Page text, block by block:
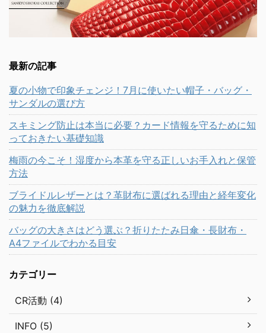
最新の記事
夏の小物で印象チェンジ！7月に使いたい帽子・バッグ・
サンダルの選び方
スキミング防止は本当に必要？カード情報を守るために知
っておきたい基礎知識
梅雨の今こそ！湿度から本革を守る正しいお手入れと保管
方法
ブライドルレザーとは？革財布に選ばれる理由と経年変化
の魅力を徹底解説
バッグの大きさはどう選ぶ？折りたたみ日傘・長財布・
A4ファイルでわかる目安
カテゴリー
CR活動 (4)
INFO (5)